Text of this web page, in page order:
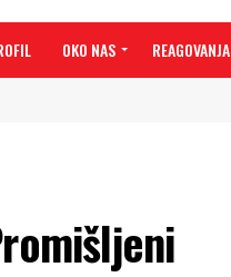
OKO NAS REAGOVANJA